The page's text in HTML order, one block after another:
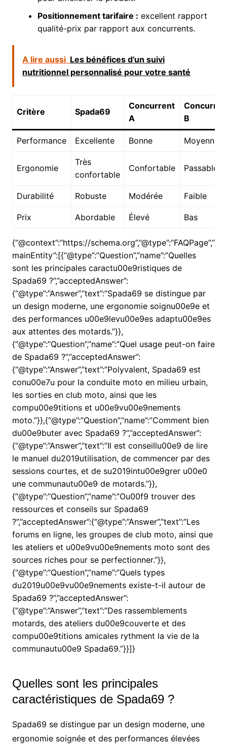
Positionnement tarifaire : excellent rapport
qualité-prix par rapport aux concurrents.
A lire aussi Les bénéfices d'un suivi
nutritionnel personnalisé pour votre santé
Critère Spada69
Concurrent
A
B
Performance Excellente Bonne Moyenne
Ergonomie
Très
confortable
Confortable Passable
Durabilité Robuste Modérée Faible
Prix Abordable Élevé Bas
{“@context”:”https://schema.org”,”@type”:”FAQPage”,”
mainEntity”:[{“@type”:”Question”,”name”:”Quelles
sont les principales caractu00e9ristiques de
Spada69 ?”,”acceptedAnswer”:
{“@type”:”Answer”,”text”:”Spada69 se distingue par
un design moderne, une ergonomie soignu00e9e et
des performances u00e9levu00e9es adaptu00e9es
aux attentes des motards.”}},
{“@type”:”Question”,”name”:”Quel usage peut-on faire
de Spada69 ?”,”acceptedAnswer”:
{“@type”:”Answer”,”text”:”Polyvalent, Spada69 est
conu00e7u pour la conduite moto en milieu urbain,
les sorties en club moto, ainsi que les
compu00e9titions et u00e9vu00e9nements
moto.”}},{“@type”:”Question”,”name”:”Comment bien
du00e9buter avec Spada69 ?”,”acceptedAnswer”:
{“@type”:”Answer”,”text”:”Il est conseillu00e9 de lire
le manuel du2019utilisation, de commencer par des
sessions courtes, et de su2019intu00e9grer u00e0
une communautu00e9 de motards.”}},
{“@type”:”Question”,”name”:”Ou00f9 trouver des
ressources et conseils sur Spada69
?”,”acceptedAnswer”:{“@type”:”Answer”,”text”:”Les
forums en ligne, les groupes de club moto, ainsi que
les ateliers et u00e9vu00e9nements moto sont des
sources riches pour se perfectionner.”}},
{“@type”:”Question”,”name”:”Quels types
du2019u00e9vu00e9nements existe-t-il autour de
Spada69 ?”,”acceptedAnswer”:
{“@type”:”Answer”,”text”:”Des rassemblements
motards, des ateliers du00e9couverte et des
compu00e9titions amicales rythment la vie de la
communautu00e9 Spada69.”}}]}
Quelles sont les principales
caractéristiques de Spada69 ?
Spada69 se distingue par un design moderne, une
ergonomie soignée et des performances élevées